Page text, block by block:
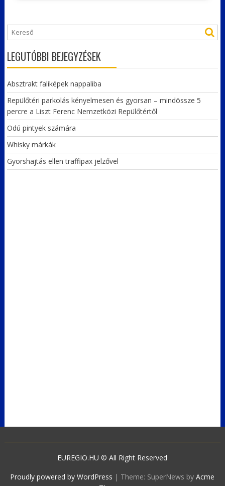
LEGUTÓBBI BEJEGYZÉSEK
Absztrakt faliképek nappaliba
Repülőtéri parkolás kényelmesen és gyorsan – mindössze 5
percre a Liszt Ferenc Nemzetközi Repülőtértől
Odú pintyek számára
Whisky márkák
Gyorshajtás ellen traffipax jelzővel
EUREGIO.HU © All Right Reserved
Proudly powered by WordPress | Theme: SuperNews byAcme